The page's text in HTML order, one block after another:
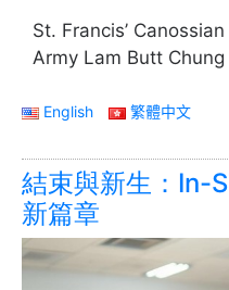
St. Francis’
Army Lam Butt
English 繁體中文
結束與新生：In-
新篇章